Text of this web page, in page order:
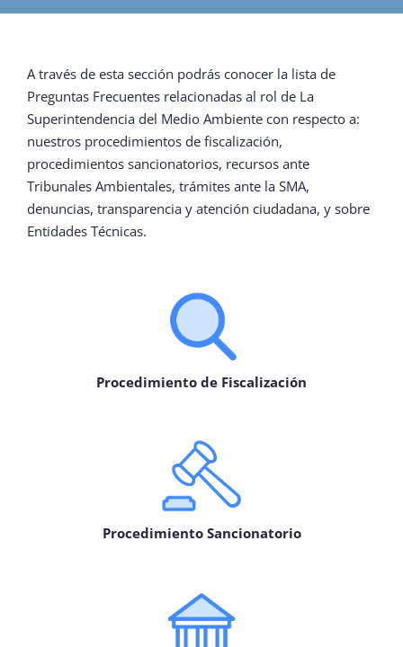
OFICINAS REGIONALES
DOCUMENTOS
SALA DE PRENSA
A través de esta sección podrás conocer la lista de
Preguntas Frecuentes relacionadas al rol de La
Superintendencia del Medio Ambiente con respecto a:
nuestros procedimientos de fiscalización,
procedimientos sancionatorios, recursos ante
Tribunales Ambientales, trámites ante la SMA,
denuncias, transparencia y atención ciudadana, y sobre
Entidades Técnicas.
Procedimiento de Fiscalización
Procedimiento Sancionatorio